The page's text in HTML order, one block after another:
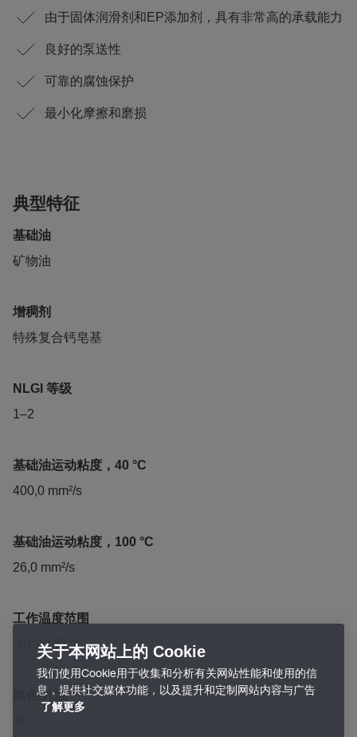
由于固体润滑剂和EP添加剂，具有非常高的承载能力
良好的泵送性
可靠的腐蚀保护
最小化摩擦和磨损
典型特征
基础油
矿物油
增稠剂
特殊复合钙皂基
NLGI 等级
1–2
基础油运动粘度，40 °C
400,0 mm²/s
基础油运动粘度，100 °C
26,0 mm²/s
工作温度范围
-20 – 140 °C
颜色/外观
关于本网站上的 Cookie
我们使用Cookie用于收集和分析有关网站性能和使用的信
息，提供社交媒体功能，以及提升和定制网站内容与广告
了解更多